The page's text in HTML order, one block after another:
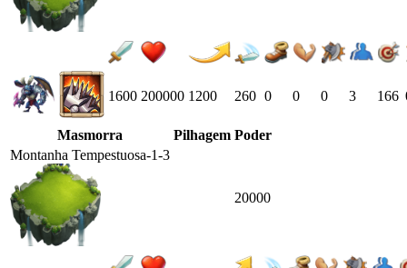
1600 200000 1200 260 0 0 0 3 166
Masmorra Pilhagem Poder
Montanha Tempestuosa-1-3
20000